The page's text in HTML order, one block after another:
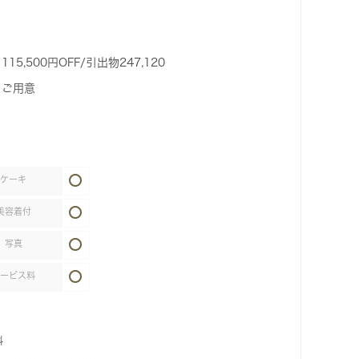
115,500円OFF/引出物247,120
用意
ケーキ
容着付
写真
ビス料